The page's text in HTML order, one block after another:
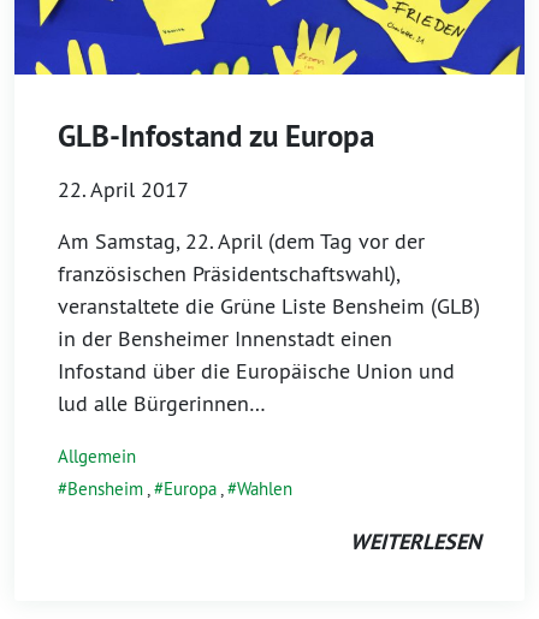
GLB-Infostand zu Europa
22. April 2017
Am Samstag, 22. April (dem Tag vor der
französischen Präsidentschaftswahl),
veranstaltete die Grüne Liste Bensheim (GLB)
in der Bensheimer Innenstadt einen
Infostand über die Europäische Union und
lud alle Bürgerinnen…
Allgemein
Bensheim, Europa, Wahlen
WEITERLESEN